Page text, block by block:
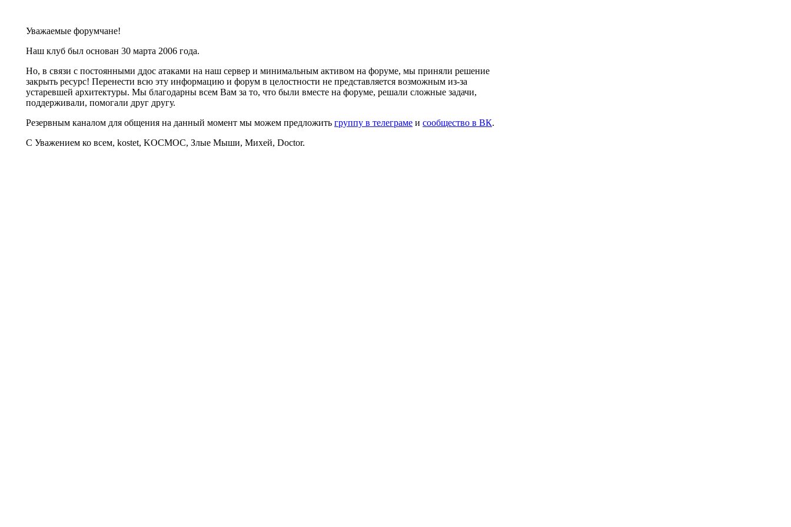
Уважаемые форумчане!
Наш клуб был основан 30 марта 2006 года.
Но, в связи с постоянными ддос атаками на наш сервер и минимальным активом на форуме, мы приняли решение
закрыть ресурс! Перенести всю эту информацию и форум в целостности не представляется возможным из-за
устаревшей архитектуры. Мы благодарны всем Вам за то, что были вместе на форуме, решали сложные задачи,
поддерживали, помогали друг другу.
Резервным каналом для общения на данный момент мы можем предложить группу в телеграме и сообщество в ВК.
С Уважением ко всем, kostet, KOCMOC, Злые Мыши, Михей, Doctor.